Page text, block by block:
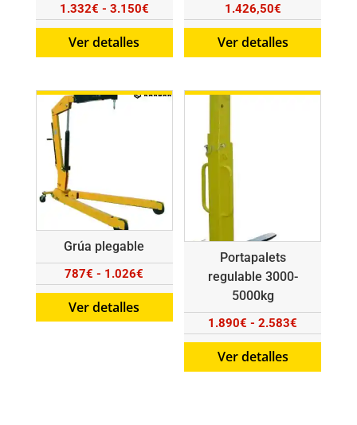
1.332€ - 3.150€Rango
de
1.332€
Ver detalles
1.426,50€
Ver detalles
Grúa plegable
787€ - 1.026€
de
precios:
Ver detalles
Portapalets
regulable 3000-
5000kg
1.890€ - 2.583€
de
Ver detalles